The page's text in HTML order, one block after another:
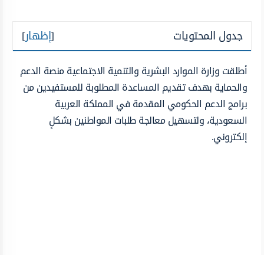
جدول المحتويات [إظهار]
أطلقت وزارة الموارد البشرية والتنمية الاجتماعية منصة الدعم
والحماية بهدف تقديم المساعدة المطلوبة للمستفيدين من
برامج الدعم الحكومي المقدمة في المملكة العربية
السعودية، ولتسهيل معالجة طلبات المواطنين بشكلٍ
إلكتروني.